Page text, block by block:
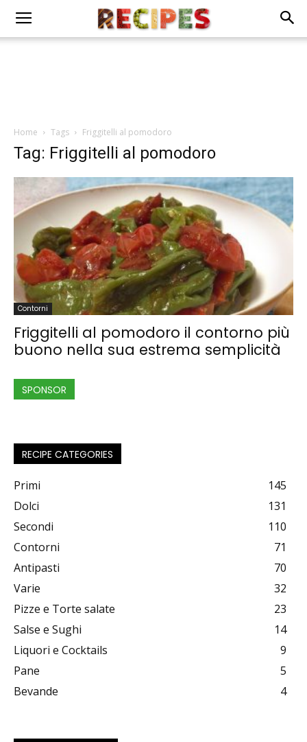
Home Tags Friggitelli al pomodoro
Tag: Friggitelli al pomodoro
Contorni
Friggitelli al pomodoro il contorno più
buono nella sua estrema semplicità
SPONSOR
RECIPE CATEGORIES
Primi
145
Dolci
131
Secondi
110
Contorni
71
Antipasti
70
Varie
32
Pizze e Torte salate
23
Salse e Sughi
14
Liquori e Cocktails
9
Pane
5
Bevande
4